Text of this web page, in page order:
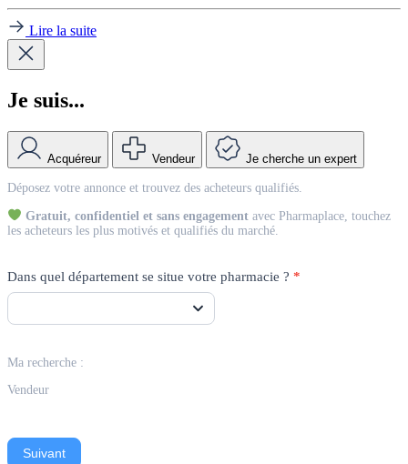
Lire la suite
Je suis...
Acquéreur Vendeur Je cherche un expert
Vendeur
Déposez votre annonce et trouvez des acheteurs qualifiés.
Gratuit, confidentiel et sans engagement avec Pharmaplace, touchez
les acheteurs les plus motivés et qualifiés du marché.
Dans quel département se situe votre pharmacie ? *
Ma recherche :
Vendeur
Suivant